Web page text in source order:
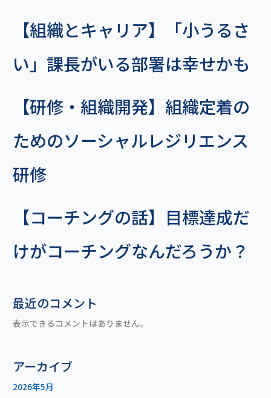
【組織とキャリア】「小うるさ
い」課長がいる部署は幸せかも
【研修・組織開発】組織定着の
ためのソーシャルレジリエンス
研修
【コーチングの話】目標達成だ
けがコーチングなんだろうか？
最近のコメント
表示できるコメントはありません。
アーカイブ
2026年5月